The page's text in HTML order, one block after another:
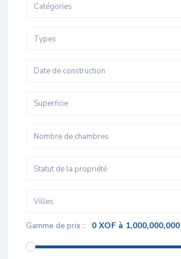
Catégories
Types
Nombre de chambres
Statut de la propriété
Villes
Gamme de prix :: 0 XOF à